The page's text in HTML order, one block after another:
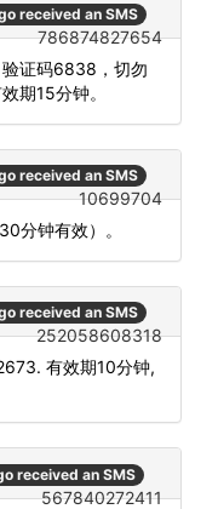
received an SMS
786874827654
验证码6838，切勿
期15分钟。
received an SMS
10699704
分钟有效）。
received an SMS
252058608318
有效期10分钟,
received an SMS
567840272411